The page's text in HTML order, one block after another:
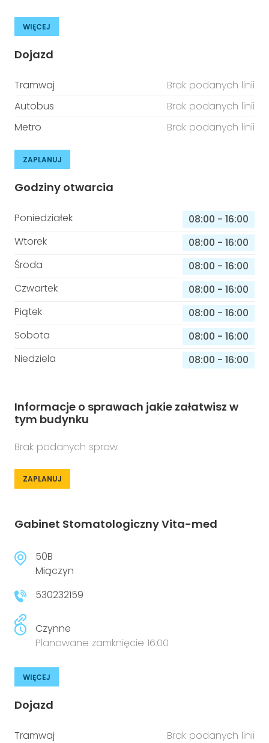
WIĘCEJ
Dojazd
Tramwaj
Brak podanych linii
Autobus
Brak podanych linii
Metro
Brak podanych linii
ZAPLANUJ
Godziny otwarcia
Poniedziałek 08:00 - 16:00
Wtorek
08:00 - 16:00
Środa
08:00 - 16:00
Czwartek
08:00 - 16:00
Piątek
08:00 - 16:00
Sobota
08:00 - 16:00
Niedziela
08:00 - 16:00
Informacje o sprawach jakie załatwisz w
tym budynku
Brak podanych spraw
ZAPLANUJ
Gabinet Stomatologiczny Vita-med
50B
Miączyn
530232159
Czynne
Planowane zamknięcie 16:00
WIĘCEJ
Dojazd
Tramwaj
Brak podanych linii